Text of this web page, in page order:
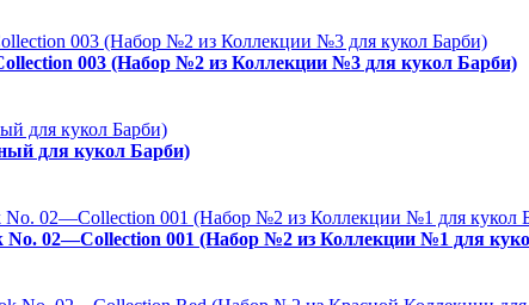
003 (Набор №2 из Коллекции №3 для кукол Барби)
для кукол Барби)
No. 02—Collection 001 (Набор №2 из Коллекции №1 для